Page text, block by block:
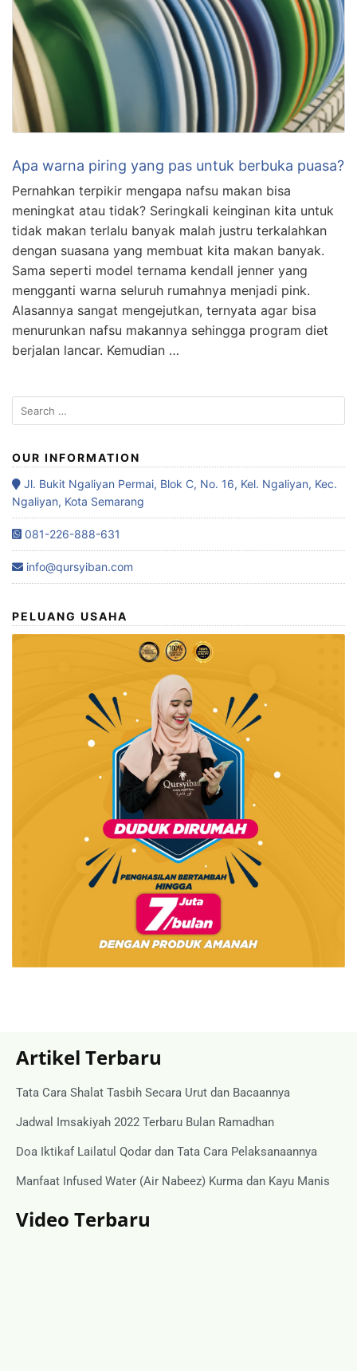
Apa warna piring yang pas untuk berbuka puasa?
Pernahkan terpikir mengapa nafsu makan bisa
meningkat atau tidak? Seringkali keinginan kita untuk
tidak makan terlalu banyak malah justru terkalahkan
dengan suasana yang membuat kita makan banyak.
Sama seperti model ternama kendall jenner yang
mengganti warna seluruh rumahnya menjadi pink.
Alasannya sangat mengejutkan, ternyata agar bisa
menurunkan nafsu makannya sehingga program diet
berjalan lancar. Kemudian …
OUR INFORMATION
Jl. Bukit Ngaliyan Permai, Blok C, No. 16, Kel. Ngaliyan, Kec.
Ngaliyan, Kota Semarang
081-226-888-631
info@qursyiban.com
PELUANG USAHA
Artikel Terbaru
Tata Cara Shalat Tasbih Secara Urut dan Bacaannya
Jadwal Imsakiyah 2022 Terbaru Bulan Ramadhan
Doa Iktikaf Lailatul Qodar dan Tata Cara Pelaksanaannya
Manfaat Infused Water (Air Nabeez) Kurma dan Kayu Manis
Video Terbaru